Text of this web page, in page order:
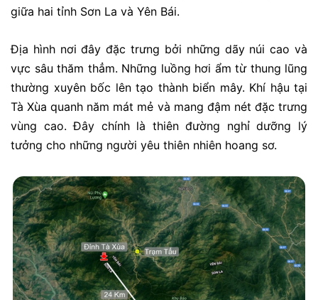
giữa hai tỉnh Sơn La và Yên Bái.
Địa hình nơi đây đặc trưng bởi những dãy núi cao và
vực sâu thăm thẳm. Những luồng hơi ẩm từ thung lũng
thường xuyên bốc lên tạo thành biển mây. Khí hậu tại
Tà Xùa quanh năm mát mẻ và mang đậm nét đặc trưng
vùng cao. Đây chính là thiên đường nghỉ dưỡng lý
tưởng cho những người yêu thiên nhiên hoang sơ.